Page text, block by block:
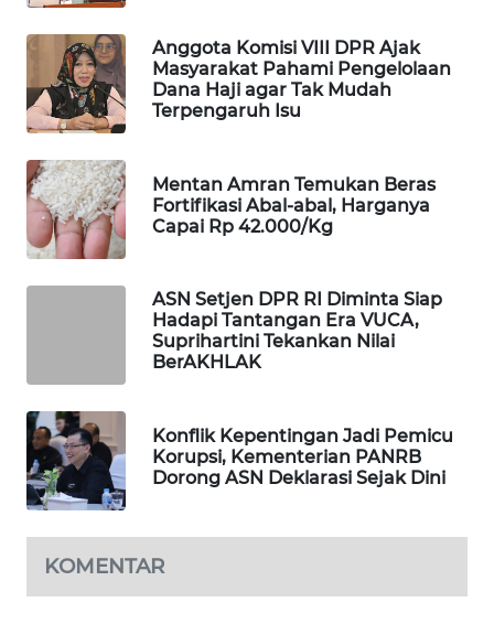
Anggota Komisi VIII DPR Ajak
Masyarakat Pahami Pengelolaan
Dana Haji agar Tak Mudah
Terpengaruh Isu
Mentan Amran Temukan Beras
Fortifikasi Abal-abal, Harganya
Capai Rp 42.000/Kg
ASN Setjen DPR RI Diminta Siap
Hadapi Tantangan Era VUCA,
Suprihartini Tekankan Nilai
BerAKHLAK
Konflik Kepentingan Jadi Pemicu
Korupsi, Kementerian PANRB
Dorong ASN Deklarasi Sejak Dini
KOMENTAR
WAHANA
Wahana
Network
KONSUMEN
LISTRIK
MASYARAKAT
MAWAKA
ID
MARTABAT